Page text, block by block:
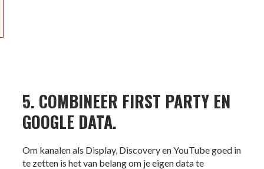
5. COMBINEER FIRST PARTY EN
GOOGLE DATA.
Om kanalen als Display, Discovery en YouTube goed in
te zetten is het van belang om je eigen data te